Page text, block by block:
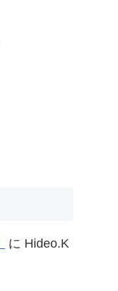
に Hideo.K